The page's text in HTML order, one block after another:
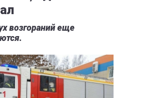
возгораний еще